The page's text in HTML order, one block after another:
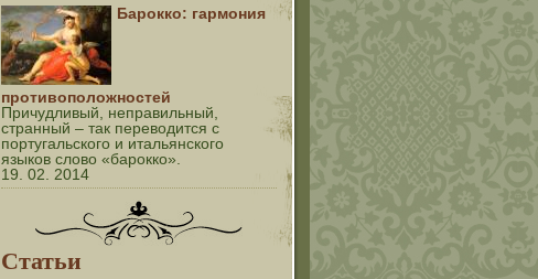
Барокко: гармония
противоположностей
Причудливый, неправильный,
странный – так переводится с
португальского и итальянского
языков слово «барокко».
19. 02. 2014
Статьи